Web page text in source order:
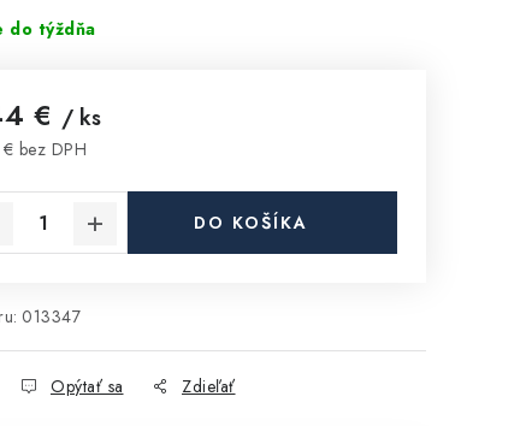
do týždňa
€ / ks
bez DPH
DO KOŠÍKA
013347
Opýtať sa Zdieľať